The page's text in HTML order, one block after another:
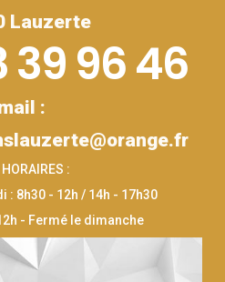
Lauzerte
39 96 46
:
:
: 8h30 - 12h / 14h - 17h30
- Fermé le dimanche